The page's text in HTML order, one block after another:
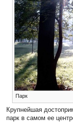
Парк
Крупнейшая
парк в самом ее